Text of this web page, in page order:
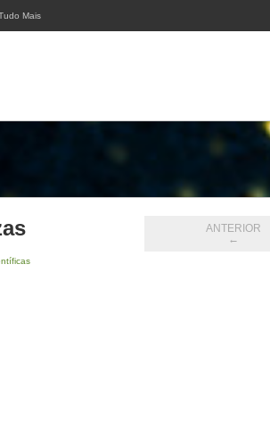
Mais
ANTERIOR
←